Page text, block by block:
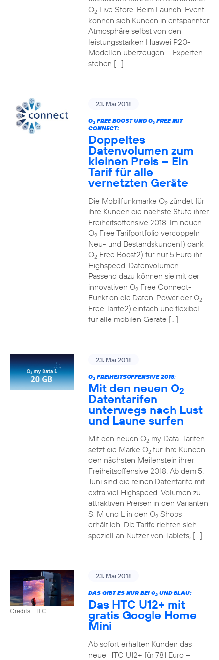
O2Live Store. Beim Launch-Event
können sich Kunden in entspannter
Atmosphäre selbst von den
leistungsstarken Huawei P20-
Modellen überzeugen – Experten
stehen […]
23. Mai 2018
O2FREE BOOST UND O2FREE MIT
CONNECT:
Doppeltes
Datenvolumen zum
kleinen Preis – Ein
Tarif für alle
vernetzten Geräte
Die Mobilfunkmarke O2zündet für
ihre Kunden die nächste Stufe ihrer
Freiheitsoffensive 2018. Im neuen
O2Free Tarifportfolio verdoppeln
Neu- und Bestandskunden1) dank
O2Free Boost2) für nur 5 Euro ihr
Highspeed-Datenvolumen.
Passend dazu können sie mit der
innovativen O2Free Connect-
Funktion die Daten-Power der O2
Free Tarife2) einfach und flexibel
für alle mobilen Geräte […]
23. Mai 2018
O2FREIHEITSOFFENSIVE 2018:
Mit den neuen O2
Datentarifen
unterwegs nach Lust
und Laune surfen
Mit den neuen O2my Data-Tarifen
setzt die Marke O2für ihre Kunden
den nächsten Meilenstein ihrer
Freiheitsoffensive 2018. Ab dem 5.
Juni sind die reinen Datentarife mit
extra viel Highspeed-Volumen zu
attraktiven Preisen in den Varianten
S, M und L in den O2Shops
erhältlich. Die Tarife richten sich
speziell an Nutzer von Tablets, […]
Credits: HTC
23. Mai 2018
DAS GIBT ES NUR BEI O2UND BLAU:
Das HTC U12+ mit
gratis Google Home
Mini
Ab sofort erhalten Kunden das
neue HTC U12+ für 781 Euro –